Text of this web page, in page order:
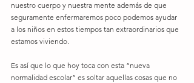
nuestro cuerpo y nuestra mente además de que
seguramente enfermaremos poco podemos ayudar
a los niños en estos tiempos tan extraordinarios que
estamos viviendo.
Es así que lo que hoy toca con esta “nueva
normalidad escolar” es soltar aquellas cosas que no